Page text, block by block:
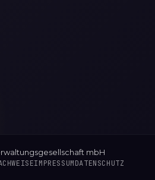
mbH
IMPRESSUMDATENSCHUTZ